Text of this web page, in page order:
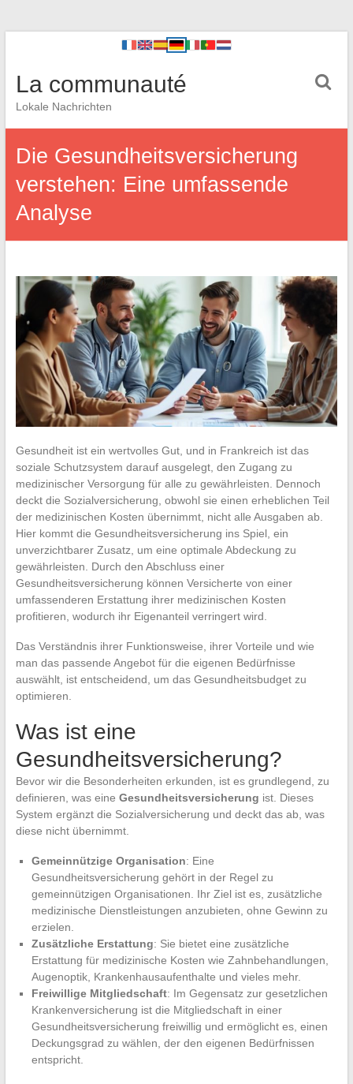
La communauté
Lokale Nachrichten
Die Gesundheitsversicherung
verstehen: Eine umfassende
Analyse
Gesundheit ist ein wertvolles Gut, und in Frankreich ist das
soziale Schutzsystem darauf ausgelegt, den Zugang zu
medizinischer Versorgung für alle zu gewährleisten. Dennoch
deckt die Sozialversicherung, obwohl sie einen erheblichen Teil
der medizinischen Kosten übernimmt, nicht alle Ausgaben ab.
Hier kommt die Gesundheitsversicherung ins Spiel, ein
unverzichtbarer Zusatz, um eine optimale Abdeckung zu
gewährleisten. Durch den Abschluss einer
Gesundheitsversicherung können Versicherte von einer
umfassenderen Erstattung ihrer medizinischen Kosten
profitieren, wodurch ihr Eigenanteil verringert wird.
Das Verständnis ihrer Funktionsweise, ihrer Vorteile und wie
man das passende Angebot für die eigenen Bedürfnisse
auswählt, ist entscheidend, um das Gesundheitsbudget zu
optimieren.
Was ist eine
Gesundheitsversicherung?
Bevor wir die Besonderheiten erkunden, ist es grundlegend, zu
definieren, was eine Gesundheitsversicherung ist. Dieses
System ergänzt die Sozialversicherung und deckt das ab, was
diese nicht übernimmt.
Gemeinnützige Organisation: Eine
Gesundheitsversicherung gehört in der Regel zu
gemeinnützigen Organisationen. Ihr Ziel ist es, zusätzliche
medizinische Dienstleistungen anzubieten, ohne Gewinn zu
erzielen.
Zusätzliche Erstattung: Sie bietet eine zusätzliche
Erstattung für medizinische Kosten wie Zahnbehandlungen,
Augenoptik, Krankenhausaufenthalte und vieles mehr.
Freiwillige Mitgliedschaft: Im Gegensatz zur gesetzlichen
Krankenversicherung ist die Mitgliedschaft in einer
Gesundheitsversicherung freiwillig und ermöglicht es, einen
Deckungsgrad zu wählen, der den eigenen Bedürfnissen
entspricht.